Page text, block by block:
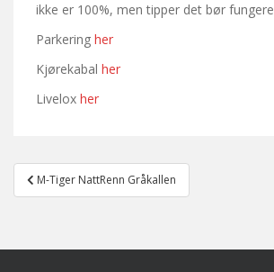
ikke er 100%, men tipper det bør
Parkering her
Kjørekabal her
Livelox her
Post
navigation
M-Tiger NattRenn Gråkallen